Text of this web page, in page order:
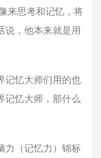
来思考和记忆，将
说，他本来就是用
记忆大师们用的也
记忆大师，那什么
力（记忆力）锦标